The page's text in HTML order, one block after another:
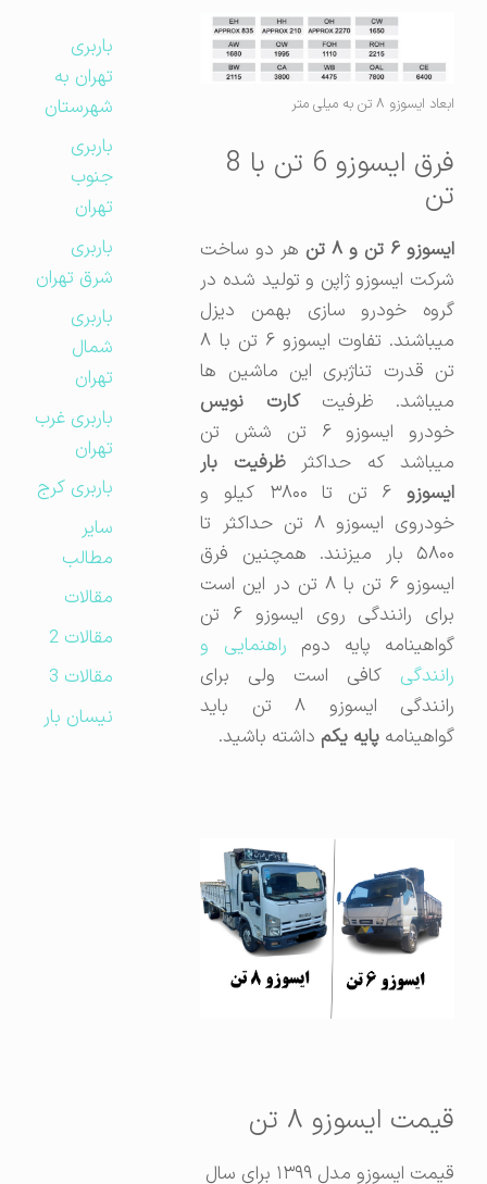
ابعاد ایسوزو ۸ تن به میلی متر
فرق ایسوزو 6 تن با 8
ایسوزو ۶ تن و ۸ تن
هر دو ساخت
شرکت ایسوزو ژاپن و تولید شده در
گروه خودرو سازی بهمن دیزل
میباشند. تفاوت ایسوزو ۶ تن با ۸
تن قدرت تناژبری این ماشین ها
میباشد. ظرفیتکارت نویس
خودرو ایسوزو ۶ تن شش تن
میباشد که حداکثرظرفیت بار
ایسوزو
۶ تن تا ۳۸۰۰ کیلو و
خودروی ایسوزو ۸ تن حداکثر تا
۵۸۰۰ بار میزنند. همچنین فرق
ایسوزو ۶ تن با ۸ تن در این است
برای رانندگی روی ایسوزو ۶ تن
گواهینامه پایه دومراهنمایی و
رانندگیکافی است ولی برای
رانندگی ایسوزو ۸ تن باید
گواهینامهپایه یکم داشته باشید.
قیمت ایسوزو ۸ تن
قیمت ایسوزو مدل ۱۳۹۹ برای سال
باربری
تهران به
شهرستان
باربری
جنوب
تهران
باربری
شرق تهران
باربری
شمال
تهران
باربری غرب
تهران
باربری کرج
مطالب
مقالات
مقالات 2
مقالات 3
نیسان بار